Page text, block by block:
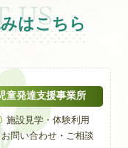
はこちら
童発達支援事業所
施設見学・体験利用
お問い合わせ・ご相談